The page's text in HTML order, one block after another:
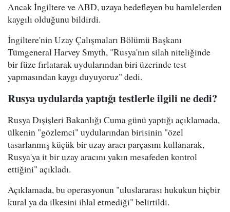
Ancak İngiltere ve ABD, uzaya hedefleyen bu hamlelerden
kaygılı olduğunu bildirdi.
İngiltere'nin Uzay Çalışmaları Bölümü Başkanı
Tümgeneral Harvey Smyth, "Rusya'nın silah niteliğinde
bir füze fırlatarak uydularından biri üzerinde test
yapmasından kaygı duyuyoruz" dedi.
Rusya uydularda yaptığı testlerle ilgili ne dedi?
Rusya Dışişleri Bakanlığı Cuma günü yaptığı açıklamada,
ülkenin "gözlemci" uydularından birisinin "özel
tasarlanmış küçük bir uzay aracı parçasını kullanarak,
Rusya'ya it bir uzay aracını yakın mesafeden kontrol
ettiğini" açıkladı.
Açıklamada, bu operasyonun "uluslararası hukukun hiçbir
kural ya da ilkesini ihlal etmediği" belirtildi.